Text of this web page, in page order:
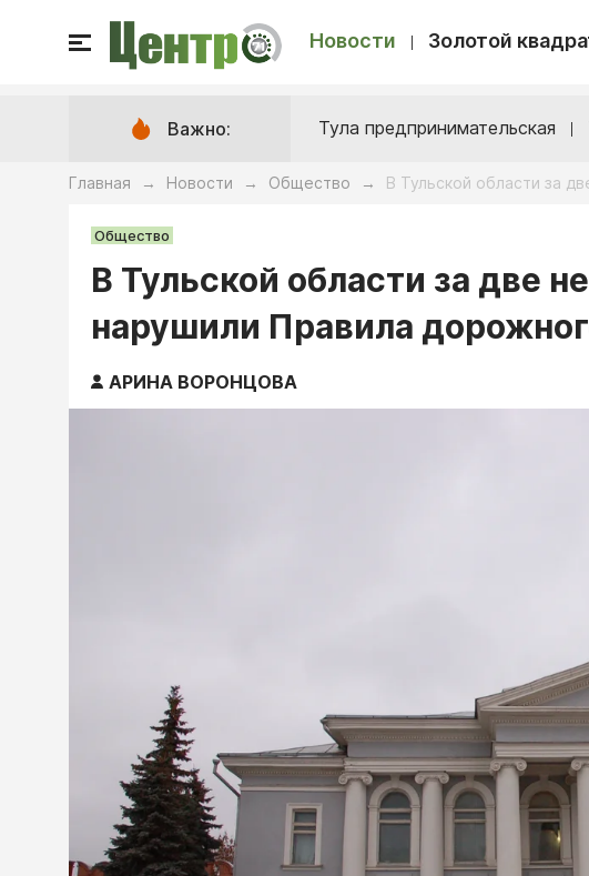
Новости Золотой
Важно: Тула предпринимательская
Главная → Новости → Общество → В Тульской области за
Общество
В Тульской области за две
нарушили Правила
АРИНА ВОРОНЦОВА